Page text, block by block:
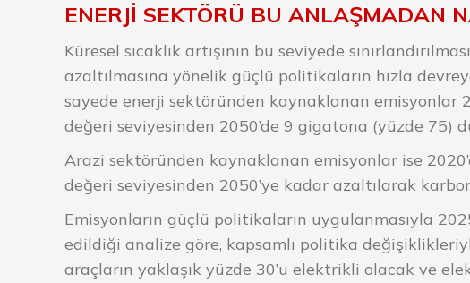
ENERJİ SEKTÖRÜ BU ANLAŞMADAN
Küresel sıcaklık artışının bu seviyede
azaltılmasına yönelik güçlü politikaların hızla
sayede enerji sektöründen kaynaklanan emisyonlar
değeri seviyesinden 2050’de 9 gigatona (yüzde 75)
Arazi sektöründen kaynaklanan emisyonlar ise
değeri seviyesinden 2050’ye kadar azaltılarak
Emisyonların güçlü politikaların uygulanmasıyla
edildiği analize göre, kapsamlı politika
araçların yaklaşık yüzde 30’u elektrikli olacak ve